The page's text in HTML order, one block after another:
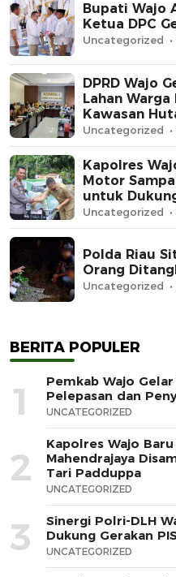
Bupati Wajo
Ketua DPC
Uncategorized
DPRD Wajo
Lahan
Kawasan
Uncategorized
Kapolres
Motor
untuk
Lingkungan
Uncategorized
Polda Riau
Orang
Uncategorized
BERITA POPULER
1
Pemkab Wajo
Pelepasan dan
UNCATEGORIZED
2
Kapolres Wajo
Mahendrajaya
Tari Padduppa
UNCATEGORIZED
3
Sinergi Polri-DLH
Dukung Gerakan
UNCATEGORIZED